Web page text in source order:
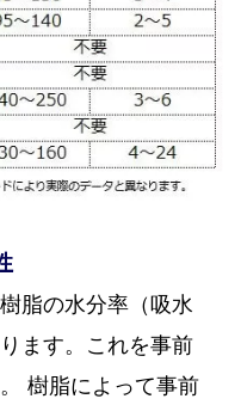
脂の水分率（吸水
ます。これを事前
樹脂によって事前